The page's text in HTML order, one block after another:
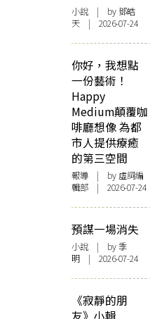
小說 | by 鄧皓
天 | 2026-07-24
你好，我想點
一份藝術！
Happy
Medium顛覆咖
啡廳想像 為都
市人提供療癒
的第三空間
報導 | by 虛詞編
輯部 | 2026-07-24
預謀一場消失
小說 | by 季
明 | 2026-07-24
《寂靜的朋